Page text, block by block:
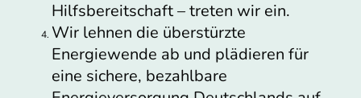
Hilfsbereitschaft – treten wir ein.
Wir lehnen die überstürzte
Energiewende ab und plädieren für
eine sichere, bezahlbare